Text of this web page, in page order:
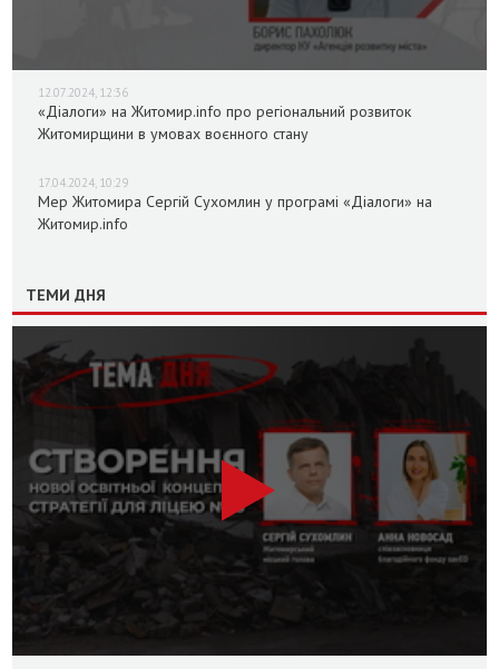
12.07.2024, 12:36
«Діалоги» на Житомир.info про регіональний розвиток
Житомирщини в умовах воєнного стану
17.04.2024, 10:29
Мер Житомира Сергій Сухомлин у програмі «Діалоги» на
Житомир.info
ТЕМИ ДНЯ